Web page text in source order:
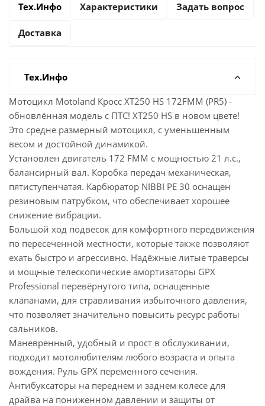
Тех.Инфо Характеристики Задать вопрос
Доставка
Тех.Инфо
Мотоцикл Motoland Кросс XT250 HS 172FMM (PR5) -
обновлённая модель с ПТС! XT250 HS в новом цвете!
Это средне размерный мотоцикл, с уменьшенным
весом и достойной динамикой.
Установлен двигатель 172 FMM c мощностью 21 л.с.,
балансирный вал. Коробка передач механическая,
пятиступенчатая. Карбюратор NIBBI PE 30 оснащен
резиновым патрубком, что обеспечивает хорошее
снижение вибрации.
Большой ход подвесок для комфортного передвижения
по пересеченной местности, которые также позволяют
ехать быстро и агрессивно. Надёжные литые траверсы
и мощные телескопические амортизаторы GPX
Professional перевёрнутого типа, оснащенные
клапанами, для стравливания избыточного давления,
что позволяет значительно повысить ресурс работы
сальников.
Маневренный, удобный и прост в обслуживании,
подходит мотолюбителям любого возраста и опыта
вождения. Руль GPX переменного сечения.
Антибуксаторы на переднем и заднем колесе для
драйва на пониженном давлении и защиты от